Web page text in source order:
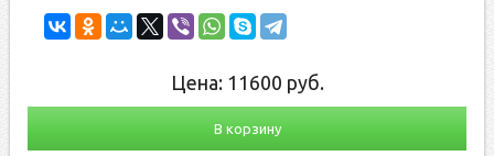
Цена: 11600 руб.
В корзину